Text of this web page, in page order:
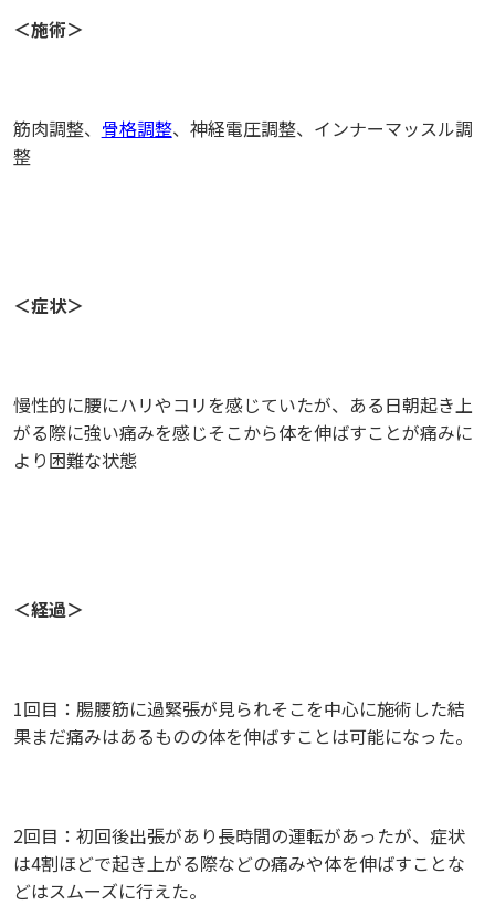
＜施術＞
筋肉調整、 骨格調整、神経電圧調整、インナーマッスル調
整
＜症状＞
慢性的に腰にハリやコリを感じていたが、ある日朝起き上
がる際に強い痛みを感じそこから体を伸ばすことが痛みに
より困難な状態
＜経過＞
1回目：腸腰筋に過緊張が見られそこを中心に施術した結
果まだ痛みはあるものの体を伸ばすことは可能になった。
2回目：初回後出張があり長時間の運転があったが、症状
は4割ほどで起き上がる際などの痛みや体を伸ばすことな
どはスムーズに行えた。